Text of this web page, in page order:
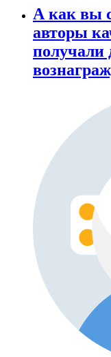
А как вы
авторы
получали